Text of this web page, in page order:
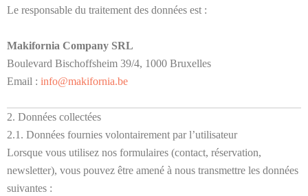
Le responsable du traitement des données est :
Makifornia Company SRL
Boulevard Bischoffsheim 39/4, 1000 Bruxelles
Email : info@makifornia.be
2. Données collectées
2.1. Données fournies volontairement par l’utilisateur
Lorsque vous utilisez nos formulaires (contact, réservation,
newsletter), vous pouvez être amené à nous transmettre les données
suivantes :